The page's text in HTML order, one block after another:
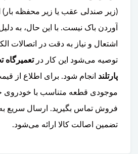
(زیر صندلی عقب یا زیر محفظه بار)
آوردن باک نیست. با این حال، به
اشتعال و نیاز به دقت در اتصالات
توصیه می‌شود این کار در
پارتلند انجام شود. برای اطلاع از
موجودی قطعه متناسب با خودروی
فروش تماس بگیرید. ارسال سریع
تضمین اصالت کالا ارائه می‌شود.